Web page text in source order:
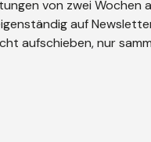
von zwei Wochen
auf
aufschieben, nur